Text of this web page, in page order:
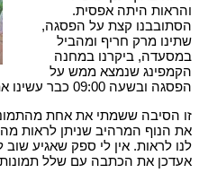
והראות היתה אפסית.
הסתובבנו קצת על הפסגה,
שתינו מרק חריף ומהביל
במסעדה, ביקרנו במחנה
הקמפינג שנמצא ממש על
הפסגה ובשעה 09:00 כבר עשינו את הדרך במורד ההר.
זו הסיבה ששמתי את אחת
את הנוף המרהיב שניתן לראות
לנו לראות. אין לי ספק שאגיע שוב
אעדכן את הכתבה עם שלל